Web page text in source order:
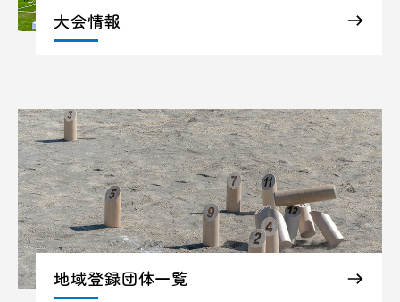
大会情報
地域登録団体一覧